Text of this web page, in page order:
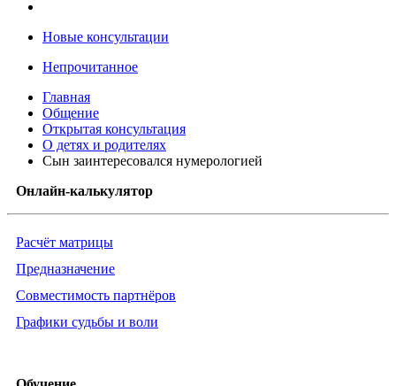
Новые консультации
Непрочитанное
Главная
Общение
Открытая консультация
О детях и родителях
Сын заинтересовался нумерологией
Онлайн-калькулятор
Расчёт матрицы
Предназначение
Совместимость партнёров
Графики судьбы и воли